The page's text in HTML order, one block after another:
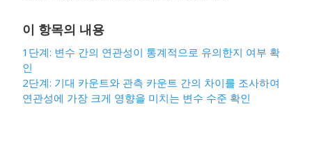
이 항목의 내용
1단계: 변수 간의 연관성이 통계적으로 유의한지 여부 확
인
2단계: 기대 카운트와 관측 카운트 간의 차이를 조사하여
연관성에 가장 크게 영향을 미치는 변수 수준 확인